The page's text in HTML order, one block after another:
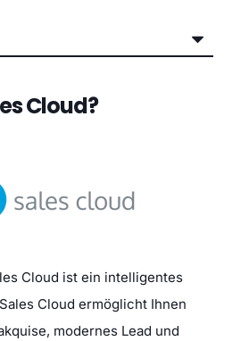
Cloud?
Cloud ist ein intelligentes
Cloud ermöglicht Ihnen
modernes Lead und